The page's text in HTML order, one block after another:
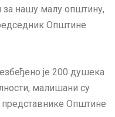
за нашу малу општину,
Општине
је 200 душека
малишани су
представнике Општине